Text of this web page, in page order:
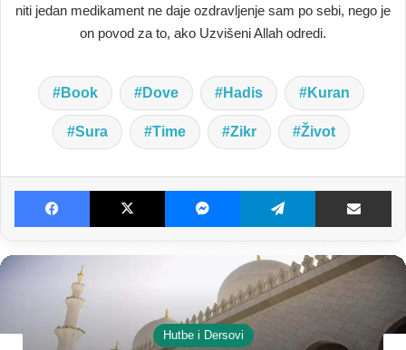
niti jedan medikament ne daje ozdravljenje sam po sebi, nego je
on povod za to, ako Uzvišeni Allah odredi.
Book Dove Hadis Kuran
Sura Time Zikr Život
Facebook X Messenger Telegram
Različite Teme